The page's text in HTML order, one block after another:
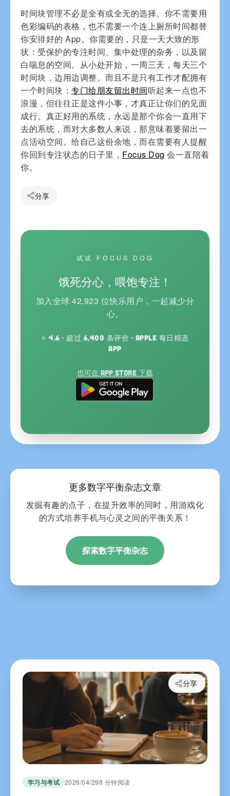
时间块管理不必是全有或全无的选择。你不需要用
色彩编码的表格，也不需要一个连上厕所时间都替
你安排好的 App。你需要的，只是一天大致的形
状：受保护的专注时间、集中处理的杂务，以及留
白喘息的空间。从小处开始，一周三天，每天三个
时间块，边用边调整。而且不是只有工作才配拥有
一个时间块： 专门给朋友留出时间听起来一点也不
浪漫，但往往正是这件小事，才真正让你们的见面
成行。真正好用的系统，永远是那个你会一直用下
去的系统，而对大多数人来说，那意味着要留出一
点活动空间。给自己这份余地，而在需要有人提醒
你回到专注状态的日子里， Focus Dog 会一直陪着
你。
分享
试试 FOCUS DOG
饿死分心，喂饱专注！
加入全球 42,923 位快乐用户，一起减少分
心。
⭐ 4.6 · 超过 6,400 条评价 · Apple 每日精选
App
也可在 App Store 下载
更多数字平衡杂志文章
发掘有趣的点子，在提升效率的同时，用游戏化
的方式培养手机与心灵之间的平衡关系！
探索数字平衡杂志
学习与考试 2026/04/298 分钟阅读
分享